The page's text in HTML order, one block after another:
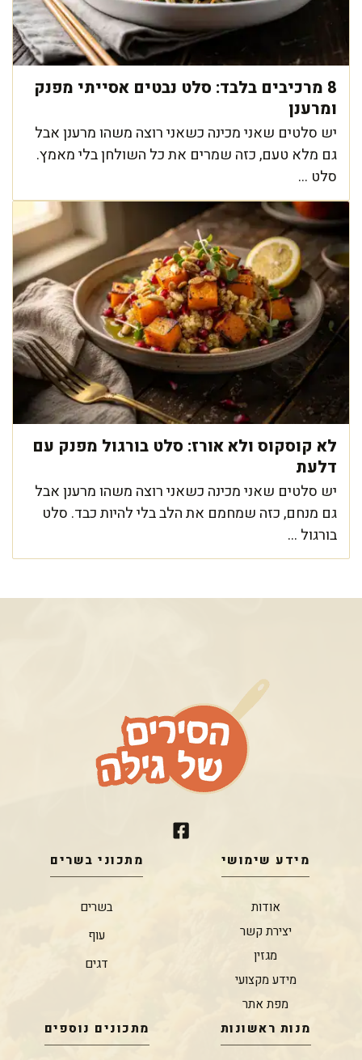
8 מרכיבים בלבד: סלט נבטים אסייתי מפנק
ומרענן
יש סלטים שאני מכינה כשאני רוצה משהו מרענן אבל
גם מלא טעם, כזה שמרים את כל השולחן בלי מאמץ.
סלט ...
לא קוסקוס ולא אורז: סלט בורגול מפנק עם
דלעת
יש סלטים שאני מכינה כשאני רוצה משהו מרענן אבל
גם מנחם, כזה שמחמם את הלב בלי להיות כבד. סלט
בורגול ...
מידע שימושי
אודות
יצירת קשר
מגזין
מידע מקצועי
מפת אתר
מתכוני בשרים
בשרים
עוף
דגים
מנות ראשונות מתכונים נוספים